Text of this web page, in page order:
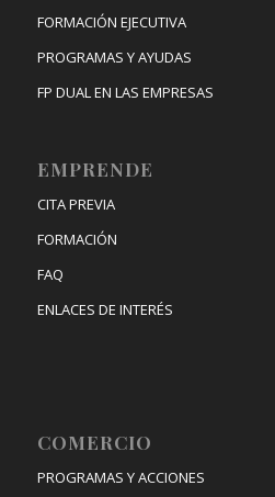
FORMACIÓN EJECUTIVA
PROGRAMAS Y AYUDAS
FP DUAL EN LAS EMPRESAS
EMPRENDE
CITA PREVIA
FORMACIÓN
FAQ
ENLACES DE INTERÉS
COMERCIO
PROGRAMAS Y ACCIONES